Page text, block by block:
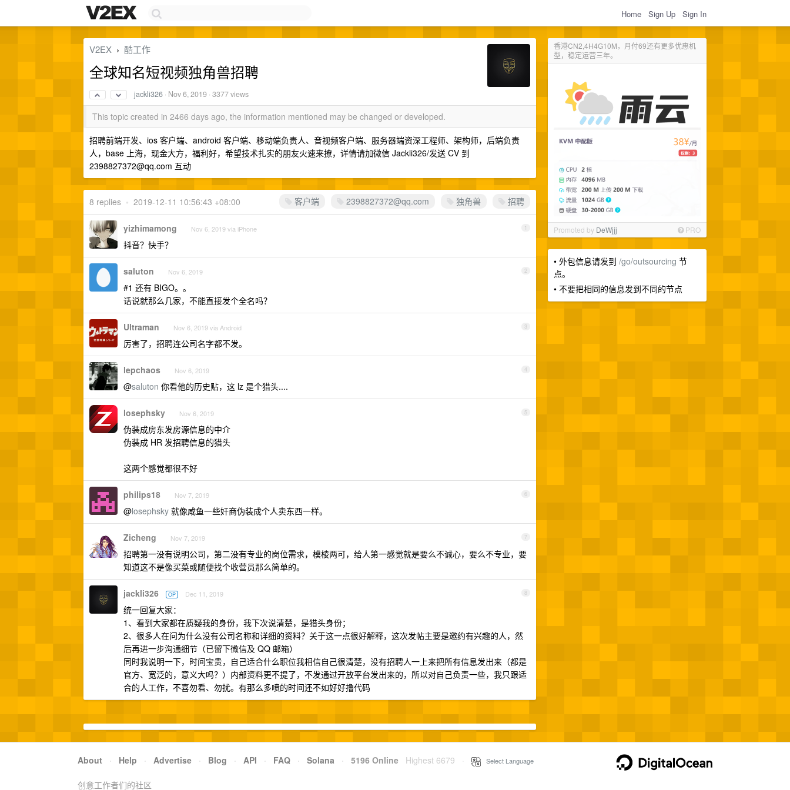
Home Sign Up Sign In
香港CN2,4H4G10M，月付69还有更多优惠机
型，稳定运营三年。
Promoted by DeWjjj PRO
• 外包信息请发到 /go/outsourcing 节
点。
• 不要把相同的信息发到不同的节点
V2EX › 酷工作
全球知名短视频独角兽招聘
jackli326 · Nov 6, 2019 · 3377 views
This topic created in 2466 days ago, the information mentioned may be changed or developed.
招聘前端开发、ios 客户端、android 客户端、移动端负责人、音视频客户端、服务器端资深工程师、架构师，后端负责
人，base 上海，现金大方，福利好，希望技术扎实的朋友火速来撩，详情请加微信 Jackli326/发送 CV 到
2398827372@qq.com 互动
客户端 2398827372@qq.com 独角兽 招聘
8 replies • 2019-12-11 10:56:43 +08:00
1
yizhimamong Nov 6, 2019 via iPhone
抖音？快手？
2
saluton Nov 6, 2019
#1 还有 BIGO。。
话说就那么几家，不能直接发个全名吗？
3
Ultraman Nov 6, 2019 via Android
厉害了，招聘连公司名字都不发。
4
lepchaos Nov 6, 2019
@saluton 你看他的历史贴，这 lz 是个猎头....
5
losephsky Nov 6, 2019
伪装成房东发房源信息的中介
伪装成 HR 发招聘信息的猎头
这两个感觉都很不好
6
philips18 Nov 7, 2019
@losephsky 就像咸鱼一些奸商伪装成个人卖东西一样。
7
Zicheng Nov 7, 2019
招聘第一没有说明公司，第二没有专业的岗位需求，模棱两可，给人第一感觉就是要么不诚心，要么不专业，要
知道这不是像买菜或随便找个收营员那么简单的。
8
jackli326 OP Dec 11, 2019
统一回复大家：
1、看到大家都在质疑我的身份，我下次说清楚，是猎头身份；
2、很多人在问为什么没有公司名称和详细的资料？关于这一点很好解释，这次发帖主要是邀约有兴趣的人，然
后再进一步沟通细节（已留下微信及 QQ 邮箱）
同时我说明一下，时间宝贵，自己适合什么职位我相信自己很清楚，没有招聘人一上来把所有信息发出来（都是
官方、宽泛的，意义大吗？）内部资料更不提了，不发通过开放平台发出来的，所以对自己负责一些，我只跟适
合的人工作，不喜勿看、勿扰。有那么多喷的时间还不如好好撸代码
About · Help · Advertise · Blog · API · FAQ · Solana · 5196 Online Highest 6679 Select Language
创意工作者们的社区